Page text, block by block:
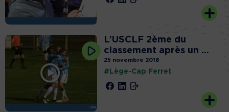
L’USCLF 2ème du
classement après un ...
25 novembre 2018
#Lège-Cap Ferret